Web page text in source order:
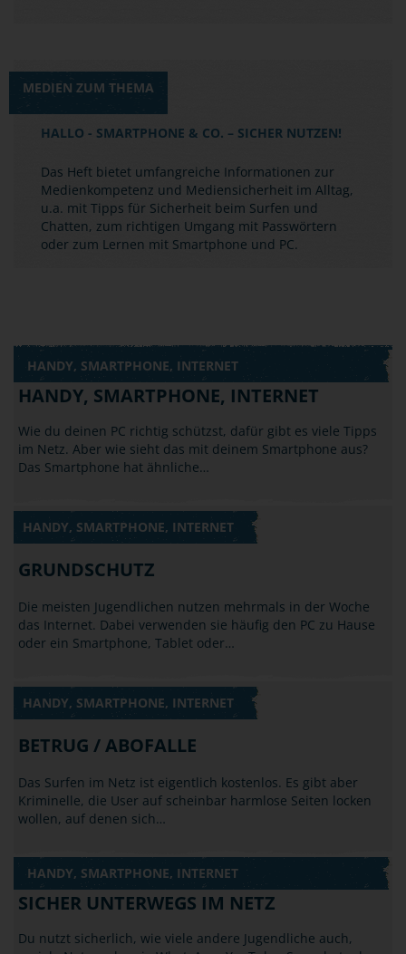
MEDIEN ZUM THEMA
HALLO - SMARTPHONE & CO. – SICHER NUTZEN!
Das Heft bietet umfangreiche Informationen zur
Medienkompetenz und Mediensicherheit im Alltag,
u.a. mit Tipps für Sicherheit beim Surfen und
Chatten, zum richtigen Umgang mit Passwörtern
oder zum Lernen mit Smartphone und PC.
HANDY, SMARTPHONE, INTERNET
HANDY, SMARTPHONE, INTERNET
Wie du deinen PC richtig schützst, dafür gibt es viele Tipps
im Netz. Aber wie sieht das mit deinem Smartphone aus?
Das Smartphone hat ähnliche…
HANDY, SMARTPHONE, INTERNET
GRUNDSCHUTZ
Die meisten Jugendlichen nutzen mehrmals in der Woche
das Internet. Dabei verwenden sie häufig den PC zu Hause
oder ein Smartphone, Tablet oder…
HANDY, SMARTPHONE, INTERNET
BETRUG / ABOFALLE
Das Surfen im Netz ist eigentlich kostenlos. Es gibt aber
Kriminelle, die User auf scheinbar harmlose Seiten locken
wollen, auf denen sich…
HANDY, SMARTPHONE, INTERNET
SICHER UNTERWEGS IM NETZ
Du nutzt sicherlich, wie viele andere Jugendliche auch,